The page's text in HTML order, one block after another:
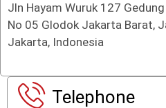
Jln Hayam Wuruk 127
No 05 Glodok Jakarta Barat,
Jakarta, Indonesia
Telephone